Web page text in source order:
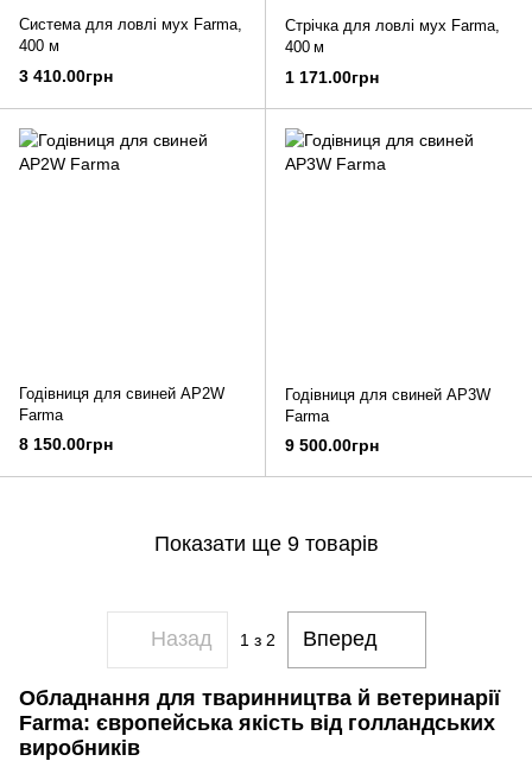
Система для ловлі мух Farma,
400 м
3 410.00грн
Стрічка для ловлі мух Farma,
400 м
1 171.00грн
Годівниця для свиней AP2W
Farma
8 150.00грн
Годівниця для свиней AP3W
Farma
9 500.00грн
Показати ще 9 товарів
Назад 1 з 2 Вперед
Обладнання для тваринництва й ветеринарії
Farma: європейська якість від голландських
виробників